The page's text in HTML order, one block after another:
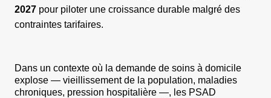
2027 pour piloter une croissance durable malgré des
contraintes tarifaires.
Dans un contexte où la demande de soins à domicile
explose — vieillissement de la population, maladies
chroniques, pression hospitalière —, les PSAD